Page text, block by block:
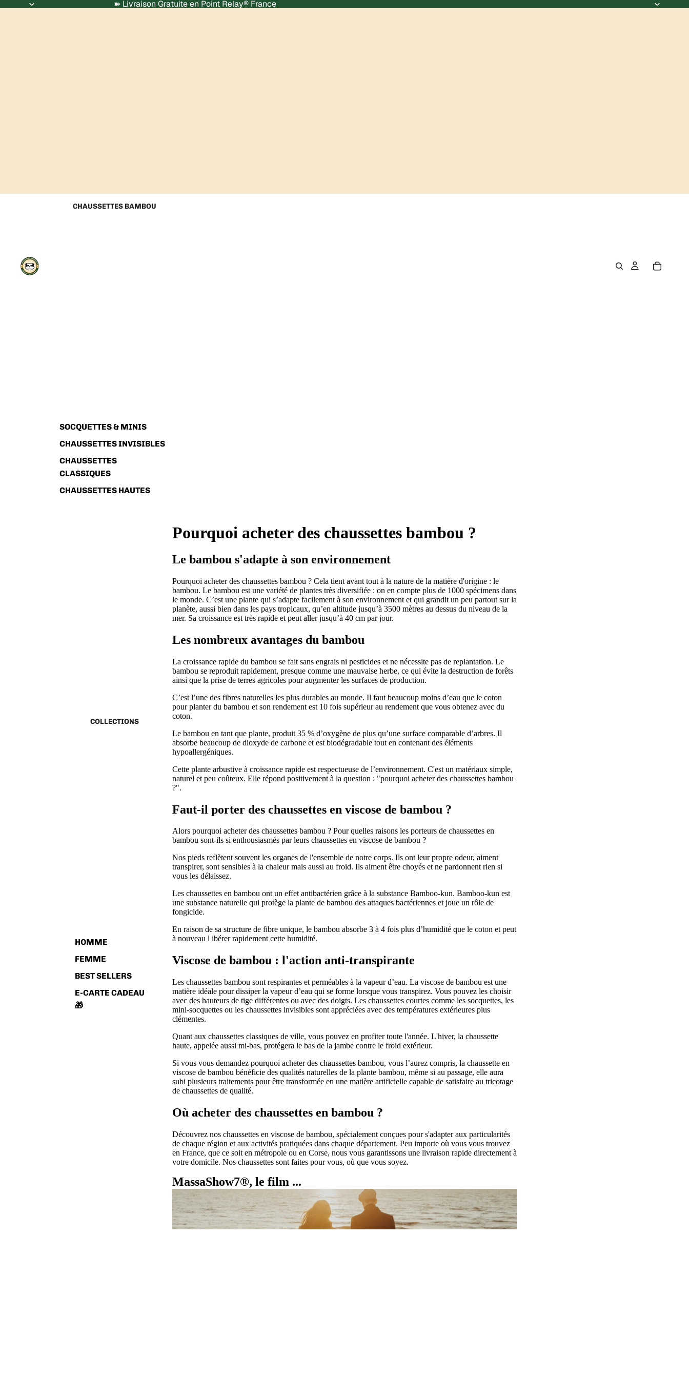
➽ Livraison Gratuite en Point Relay® France
CHAUSSETTES BAMBOU
SOCQUETTES & MINIS
CHAUSSETTES INVISIBLES
CHAUSSETTES
CLASSIQUES
CHAUSSETTES HAUTES
COLLECTIONS
HOMME
FEMME
BEST SELLERS
E-CARTE CADEAU
🎁
Pourquoi acheter des chaussettes bambou ?
Le bambou s'adapte à son environnement
Pourquoi acheter des chaussettes bambou ? Cela tient avant tout à la nature de la matière d'origine : le
bambou. Le bambou est une variété de plantes très diversifiée : on en compte plus de 1000 spécimens dans
le monde. C’est une plante qui s’adapte facilement à son environnement et qui grandit un peu partout sur la
planète, aussi bien dans les pays tropicaux, qu’en altitude jusqu’à 3500 mètres au dessus du niveau de la
mer. Sa croissance est très rapide et peut aller jusqu’à 40 cm par jour.
Les nombreux avantages du bambou
La croissance rapide du bambou se fait sans engrais ni pesticides et ne nécessite pas de replantation. Le
bambou se reproduit rapidement, presque comme une mauvaise herbe, ce qui évite la destruction de forêts
ainsi que la prise de terres agricoles pour augmenter les surfaces de production.
C’est l’une des fibres naturelles les plus durables au monde. Il faut beaucoup moins d’eau que le coton
pour planter du bambou et son rendement est 10 fois supérieur au rendement que vous obtenez avec du
coton.
Le bambou en tant que plante, produit 35 % d’oxygène de plus qu’une surface comparable d’arbres. Il
absorbe beaucoup de dioxyde de carbone et est biodégradable tout en contenant des éléments
hypoallergéniques.
Cette plante arbustive à croissance rapide est respectueuse de l’environnement. C'est un matériaux simple,
naturel et peu coûteux. Elle répond positivement à la question : "pourquoi acheter des chaussettes bambou
?".
Faut-il porter des chaussettes en viscose de bambou ?
Alors pourquoi acheter des chaussettes bambou ? Pour quelles raisons les porteurs de chaussettes en
bambou sont-ils si enthousiasmés par leurs chaussettes en viscose de bambou ?
Nos pieds reflètent souvent les organes de l'ensemble de notre corps. Ils ont leur propre odeur, aiment
transpirer, sont sensibles à la chaleur mais aussi au froid. Ils aiment être choyés et ne pardonnent rien si
vous les délaissez.
Les chaussettes en bambou ont un effet antibactérien grâce à la substance Bamboo-kun. Bamboo-kun est
une substance naturelle qui protège la plante de bambou des attaques bactériennes et joue un rôle de
fongicide.
En raison de sa structure de fibre unique, le bambou absorbe 3 à 4 fois plus d’humidité que le coton et peut
à nouveau l ibérer rapidement cette humidité.
Viscose de bambou : l'action anti-transpirante
Les chaussettes bambou sont respirantes et perméables à la vapeur d’eau. La viscose de bambou est une
matière idéale pour dissiper la vapeur d’eau qui se forme lorsque vous transpirez. Vous pouvez les choisir
avec des hauteurs de tige différentes ou avec des doigts. Les chaussettes courtes comme les socquettes, les
mini-socquettes ou les chaussettes invisibles sont appréciées avec des températures extérieures plus
clémentes.
Quant aux chaussettes classiques de ville, vous pouvez en profiter toute l'année. L'hiver, la chaussette
haute, appelée aussi mi-bas, protégera le bas de la jambe contre le froid extérieur.
Si vous vous demandez pourquoi acheter des chaussettes bambou, vous l’aurez compris, la chaussette en
viscose de bambou bénéficie des qualités naturelles de la plante bambou, même si au passage, elle aura
subi plusieurs traitements pour être transformée en une matière artificielle capable de satisfaire au tricotage
de chaussettes de qualité.
Où acheter des chaussettes en bambou ?
Découvrez nos chaussettes en viscose de bambou, spécialement conçues pours'adapter aux particularités
de chaque région et aux activités pratiquées dans chaque département. Peu importe où vous vous trouvez
en France, que ce soit en métropole ou en Corse, nous vous garantissons une livraison rapide directement à
votre domicile. Nos chaussettes sont faites pour vous, où que vous soyez.
MassaShow7®, le film ...